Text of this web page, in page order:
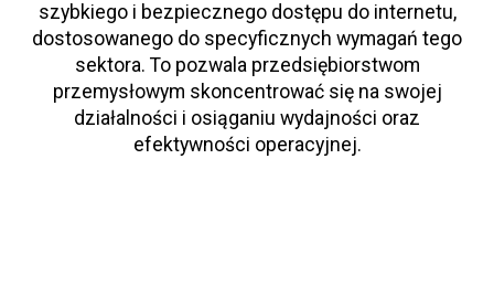
szybkiego i bezpiecznego dostępu do internetu,
dostosowanego do specyficznych wymagań tego
sektora. To pozwala przedsiębiorstwom
przemysłowym skoncentrować się na swojej
działalności i osiąganiu wydajności oraz
efektywności operacyjnej.